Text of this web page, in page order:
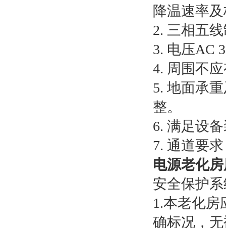
降温速率
2. 三相五
3. 电压AC
4. 周围不
5. 地面承
整。
6. 满足设
7. 通道要
电源老化
安全保护
1.本老化
确标况，